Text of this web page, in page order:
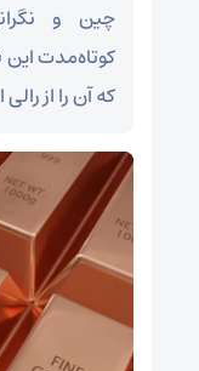
چین و
کوتاه‌مدت
که آن را از